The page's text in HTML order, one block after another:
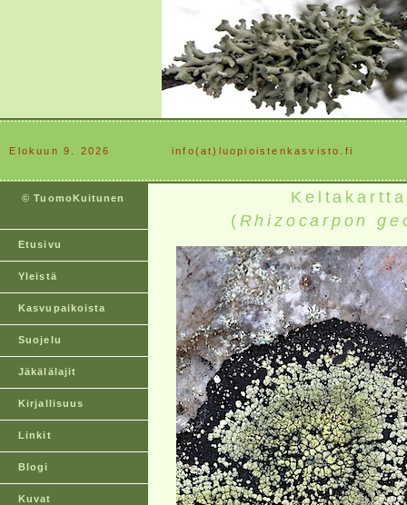
Elokuun 9. 2026 ............info(at)luopioistenkasvisto.fi
© TuomoKuitunen
Etusivu
Yleistä
Kasvupaikoista
Suojelu
Jäkälälajit
Kirjallisuus
Linkit
Blogi
Kuvat
( Rhizocarpon